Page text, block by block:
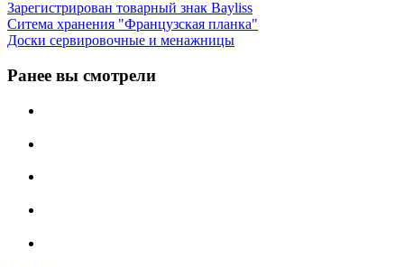
Зарегистрирован товарный знак Bayliss
Ситема хранения "Французская планка"
Доски сервировочные и менажницы
Ранее вы смотрели